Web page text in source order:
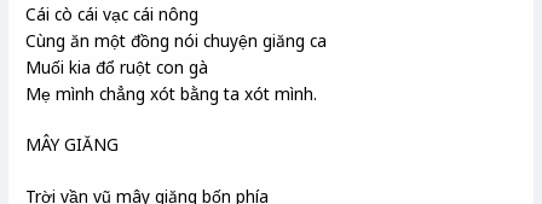
Cái cò cái vạc cái nông
Cùng ăn một đồng nói chuyện giăng ca
Muối kia đổ ruột con gà
Mẹ mình chẳng xót bằng ta xót mình.
MÂY GIĂNG
Trời vần vũ mây giăng bốn phía